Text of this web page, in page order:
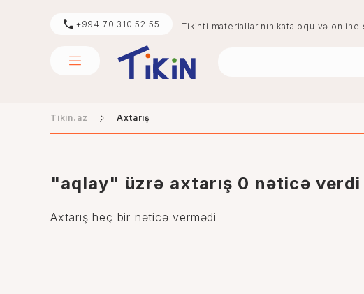
+994 70 310 52 55 Tikinti materiallarının kataloqu və online
mərmər digər
Tikin.az Axtarış
"aqlay" üzrə axtarış 0 nəticə verdi
Axtarış heç bir nəticə vermədi